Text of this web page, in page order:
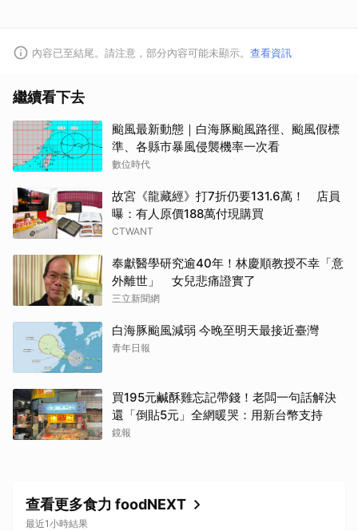
內容已至結尾。請注意，部分內容可能未顯示。 查看資訊
繼續看下去
颱風最新動態｜白海豚颱風路徑、颱風假標
準、各縣市暴風侵襲機率一次看
數位時代
故宮《龍藏經》打7折仍要131.6萬！ 店員
曝：有人原價188萬付現購買
CTWANT
奉獻醫學研究逾40年！林慶順教授不幸「意
外離世」 女兒悲痛證實了
三立新聞網
白海豚颱風減弱 今晚至明天最接近臺灣
青年日報
買195元鹹酥雞忘記帶錢！老闆一句話解決
還「倒貼5元」全網暖哭：用新台幣支持
鏡報
查看更多食力 foodNEXT
最近1小時結果